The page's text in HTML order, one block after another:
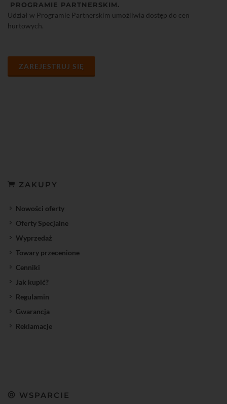
PROGRAMIE PARTNERSKIM.
Udział w Programie Partnerskim umożliwia dostęp do cen
hurtowych.
ZAREJESTRUJ SIĘ
ZAKUPY
Nowości oferty
Oferty Specjalne
Wyprzedaż
Towary przecenione
Cenniki
Jak kupić?
Regulamin
Gwarancja
Reklamacje
WSPARCIE